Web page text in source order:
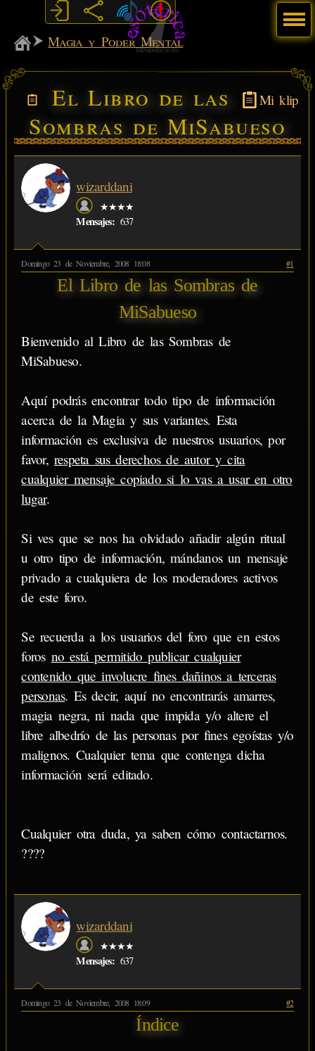
MiSabueso
Magia y Poder Mental
Mi klip
El Libro de las
Sombras de MiSabueso
wizarddani
★★★★
Mensajes: 637
Domingo 23 de Noviembre, 2008 18:08 #1
El Libro de las Sombras de
MiSabueso
Bienvenido al Libro de las Sombras de
MiSabueso.
Aquí podrás encontrar todo tipo de información
acerca de la Magia y sus variantes. Esta
información es exclusiva de nuestros usuarios, por
favor, respeta sus derechos de autor y cita
cualquier mensaje copiado si lo vas a usar en otro
lugar.
Si ves que se nos ha olvidado añadir algún ritual
u otro tipo de información, mándanos un mensaje
privado a cualquiera de los moderadores activos
de este foro.
Se recuerda a los usuarios del foro que en estos
foros no está permitido publicar cualquier
contenido que involucre fines dañinos a terceras
personas. Es decir, aquí no encontrarás amarres,
magia negra, ni nada que impida y/o altere el
libre albedrío de las personas por fines egoístas y/o
malignos. Cualquier tema que contenga dicha
información será editado.
Cualquier otra duda, ya saben cómo contactarnos.
????
wizarddani
★★★★
Mensajes: 637
Domingo 23 de Noviembre, 2008 18:09 #2
Índice
Menú